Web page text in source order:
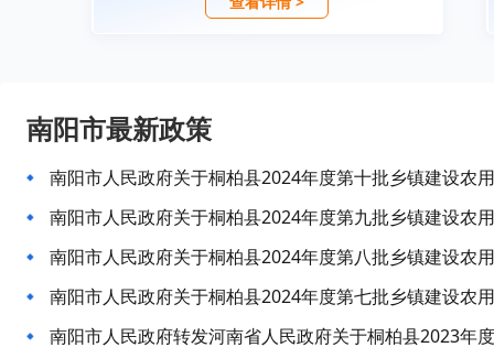
南阳市最新政策
南阳市人民政府关于桐柏县2024年度第十批乡镇建设农
南阳市人民政府关于桐柏县2024年度第九批乡镇建设农
南阳市人民政府关于桐柏县2024年度第八批乡镇建设农
南阳市人民政府关于桐柏县2024年度第七批乡镇建设农